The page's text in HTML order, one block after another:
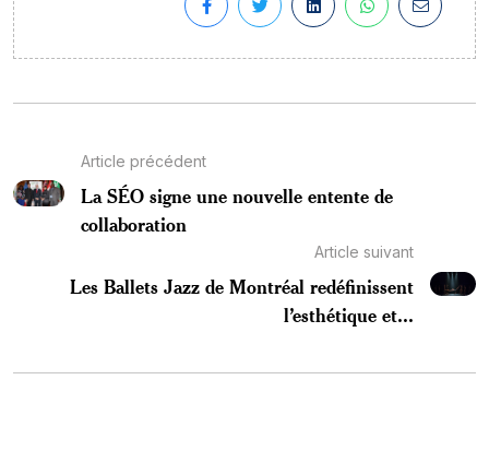
Article précédent
La SÉO signe une nouvelle entente de
collaboration
Article suivant
Les Ballets Jazz de Montréal redéfinissent
l’esthétique et...